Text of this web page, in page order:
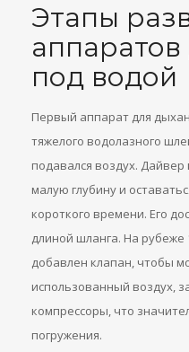
Этапы
под водой
Первый аппарат для
тяжелого водолазного
подавался воздух.
малую глубину и
короткого времени. Его
длиной шланга. На рубеже
добавлен клапан, чтобы
использованный воздух,
компрессоры, что
погружения.